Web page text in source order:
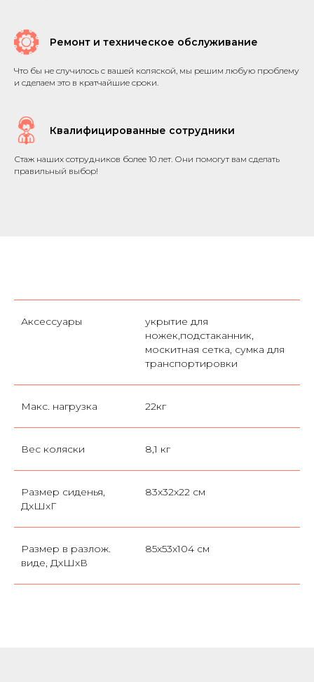
Ремонт и техническое обслуживание
Что бы не случилось с вашей коляской, мы решим любую проблему
и сделаем это в кратчайшие сроки.
Квалифицированные сотрудники
Стаж наших сотрудников более 10 лет. Они помогут вам сделать
правильный выбор!
Аксессуары
укрытие для
ножек,подстаканник,
москитная сетка, сумка для
транспортировки
Макс. нагрузка 22кг
Вес коляски 8,1 кг
Размер сиденья,
ДхШхГ
83x32x22 см
Размер в разлож.
виде, ДхШхВ
85x53x104 см